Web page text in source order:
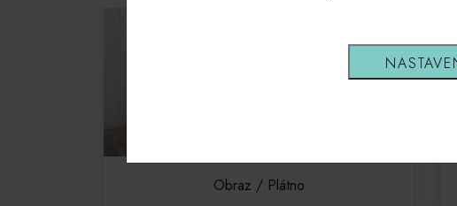
Obraz / Plátno